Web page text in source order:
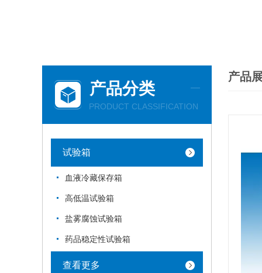
产品分类
PRODUCT CLASSIFICATION
试验箱
血液冷藏保存箱
高低温试验箱
盐雾腐蚀试验箱
药品稳定性试验箱
查看更多
产品